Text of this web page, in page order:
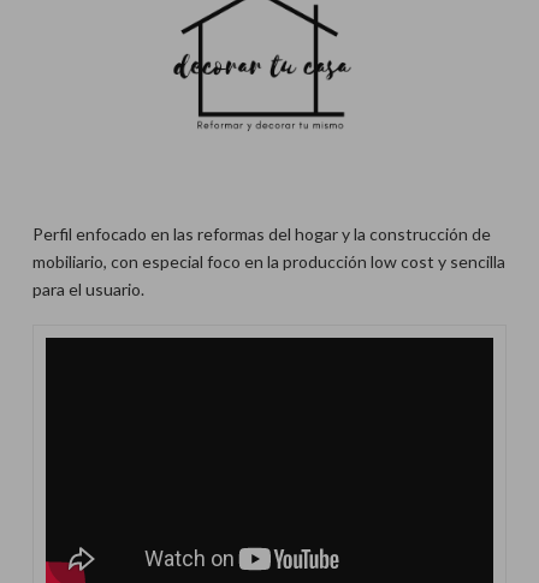
Perfil enfocado en las reformas del hogar y la construcción de
mobiliario, con especial foco en la producción low cost y sencilla
para el usuario.